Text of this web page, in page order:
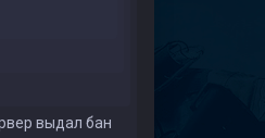
выдал бан